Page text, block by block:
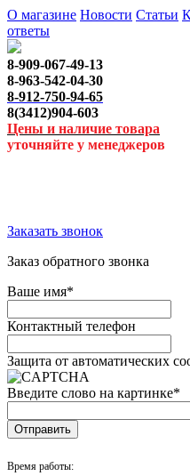
О магазине Новости Статьи
ответы
8-909-067-49-13
8-963-542-04-30
8-912-750-94-65
8(3412)904-603
Цены и наличие товара
уточняйте у менеджеров
Заказать звонок
Заказ обратного звонка
Ваше имя*
Контактный телефон
Защита от автоматических
Введите слово на картинке*
Время работы: